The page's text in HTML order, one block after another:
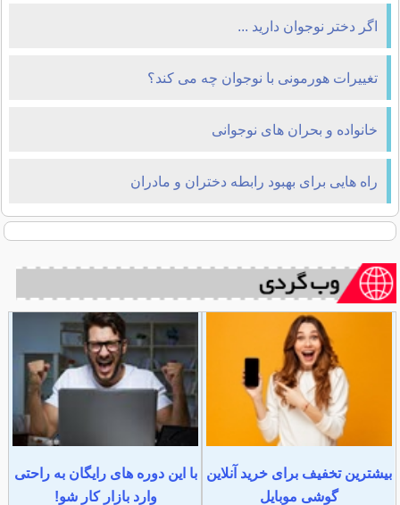
اگر دختر نوجوان داريد ...
تغییرات هورمونی با نوجوان چه می کند؟
خانواده و بحران های نوجوانی
راه هایی برای بهبود رابطه دختران و مادران
بیشترین تخفیف برای خرید آنلاین
گوشی موبایل
با این دوره های رایگان به راحتی
وارد بازار کار شو!